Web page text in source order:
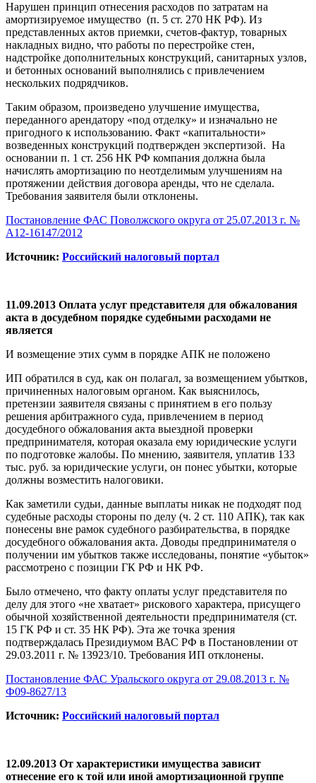
Нарушен принцип отнесения расходов по затратам на
амортизируемое имущество (п. 5 ст. 270 НК РФ). Из
представленных актов приемки, счетов-фактур, товарных
накладных видно, что работы по перестройке стен,
надстройке дополнительных конструкций, санитарных узлов,
и бетонных оснований выполнялись с привлечением
нескольких подрядчиков.
Таким образом, произведено улучшение имущества,
переданного арендатору «под отделку» и изначально не
пригодного к использованию. Факт «капитальности»
возведенных конструкций подтвержден экспертизой. На
основании п. 1 ст. 256 НК РФ компания должна была
начислять амортизацию по неотделимым улучшениям на
протяжении действия договора аренды, что не сделала.
Требования заявителя были отклонены.
Постановление ФАС Поволжского округа от 25.07.2013 г. №
А12-16147/2012
Источник: Российский налоговый портал
11.09.2013 Оплата услуг представителя для обжалования
акта в досудебном порядке судебными расходами не
является
И возмещение этих сумм в порядке АПК не положено
ИП обратился в суд, как он полагал, за возмещением убытков,
причиненных налоговым органом. Как выяснилось,
претензии заявителя связаны с принятием в его пользу
решения арбитражного суда, привлечением в период
досудебного обжалования акта выездной проверки
предпринимателя, которая оказала ему юридические услуги
по подготовке жалобы. По мнению, заявителя, уплатив 133
тыс. руб. за юридические услуги, он понес убытки, которые
должны возместить налоговики.
Как заметили судьи, данные выплаты никак не подходят под
судебные расходы стороны по делу (ч. 2 ст. 110 АПК), так как
понесены вне рамок судебного разбирательства, в порядке
досудебного обжалования акта. Доводы предпринимателя о
получении им убытков также исследованы, понятие «убыток»
рассмотрено с позиции ГК РФ и НК РФ.
Было отмечено, что факту оплаты услуг представителя по
делу для этого «не хватает» рискового характера, присущего
обычной хозяйственной деятельности предпринимателя (ст.
15 ГК РФ и ст. 35 НК РФ). Эта же точка зрения
подтверждалась Президиумом ВАС РФ в Постановлении от
29.03.2011 г. № 13923/10. Требования ИП отклонены.
Постановление ФАС Уральского округа от 29.08.2013 г. №
Ф09-8627/13
Источник: Российский налоговый портал
12.09.2013 От характеристики имущества зависит
отнесение его к той или иной амортизационной группе